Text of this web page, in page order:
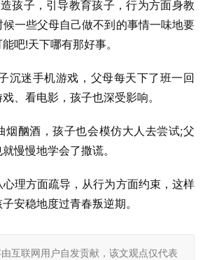
孩子，引导教育孩子，行为方面身教
一些父母自己做不到的事情一味地要
吧!天下哪有那好事。
沉迷手机游戏，父母每天下了班一回
、看电影，孩子也深受影响。
烟酗酒，孩子也会模仿大人去尝试;父
慢慢地学会了撒谎。
理方面疏导，从行为方面约束，这样
安稳地度过青春叛逆期。
互联网用户自发贡献，该文观点仅代表